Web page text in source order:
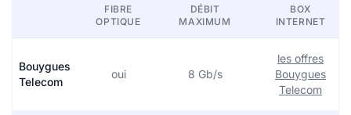
FIBRE
OPTIQUE
DÉBIT
MAXIMUM
BOX
INTERNET
Bouygues
Telecom
oui 8 Gb/s
les offres
Bouygues
Telecom